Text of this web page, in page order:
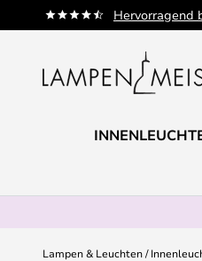
Hervorragend
Zum
Inhalt
Lampen & Leuchten